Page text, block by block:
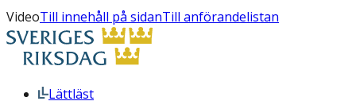
VideoTill innehåll på sidanTill anförandelistan
Lättläst